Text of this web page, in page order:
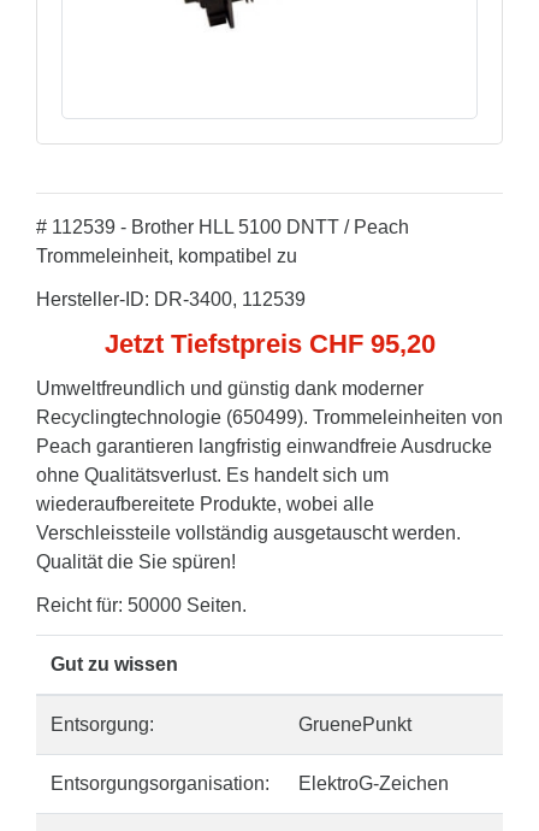
# 112539 - Brother HLL 5100 DNTT / Peach
Trommeleinheit, kompatibel zu
Hersteller-ID: DR-3400, 112539
Jetzt Tiefstpreis CHF 95,20
Umweltfreundlich und günstig dank moderner
Recyclingtechnologie (650499). Trommeleinheiten von
Peach garantieren langfristig einwandfreie Ausdrucke
ohne Qualitätsverlust. Es handelt sich um
wiederaufbereitete Produkte, wobei alle
Verschleissteile vollständig ausgetauscht werden.
Qualität die Sie spüren!
Reicht für: 50000 Seiten.
Gut zu wissen
Entsorgung: GruenePunkt
Entsorgungsorganisation: ElektroG-Zeichen